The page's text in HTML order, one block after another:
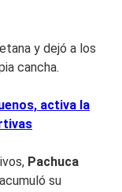
y dejó a los
cancha.
activa la
Pachuca
su